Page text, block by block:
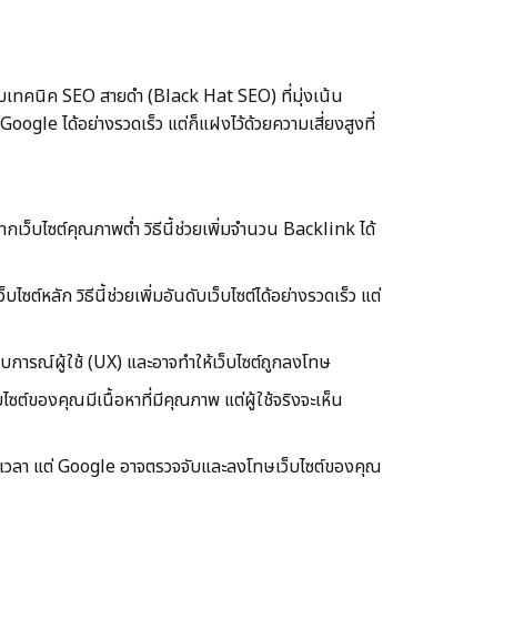
ทคนิค SEO สายดำ (Black Hat SEO) ที่มุ่งเน้น
ได้อย่างรวดเร็ว แต่ก็แฝงไว้ด้วยความเสี่ยงสูงที่
เว็บไซต์คุณภาพต่ำ วิธีนี้ช่วยเพิ่มจำนวน Backlink ได้
ต์หลัก วิธีนี้ช่วยเพิ่มอันดับเว็บไซต์ได้อย่างรวดเร็ว แต่
ารณ์ผู้ใช้ (UX) และอาจทำให้เว็บไซต์ถูกลงโทษ
ซต์ของคุณมีเนื้อหาที่มีคุณภาพ แต่ผู้ใช้จริงจะเห็น
า แต่ Google อาจตรวจจับและลงโทษเว็บไซต์ของคุณ